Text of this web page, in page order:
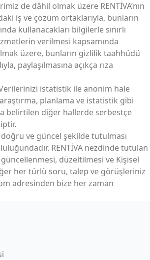
de dâhil olmak üzere RENTİVA’nın
iş ve çözüm ortaklarıyla, bunların
kullanacakları bilgilerle sınırlı
verilmesi kapsamında
üzere, bunların gizlilik taahhüdü
paylaşılmasına açıkça rıza
Verilerinizi istatistik ile anonim hale
planlama ve istatistik gibi
belirtilen diğer hallerde serbestçe
ve güncel şekilde tutulması
RENTİVA nezdinde tutulan
düzeltilmesi ve Kişisel
her türlü soru, talep ve görüşleriniz
adresinden bize her zaman